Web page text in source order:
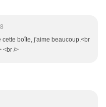
cette boîte, j'aime beaucoup.<br
<br />